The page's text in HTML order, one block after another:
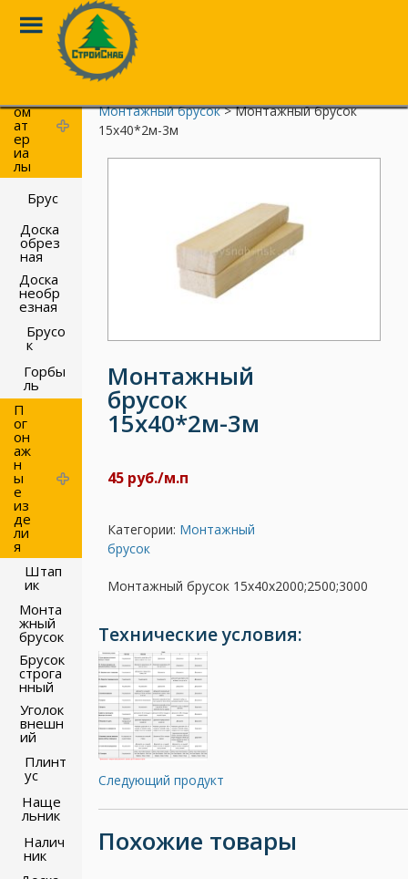
основному
контенту
Toggle
Menu
ом
ат
ер
иа
лы
Брус
Доска
обрез
ная
Доска
необр
езная
Брусо
к
Горбы
ль
П
ог
он
аж
н
ы
е
из
де
ли
я
Штап
ик
Монта
жный
брусок
Брусок
строга
нный
Уголок
внешн
ий
Плинт
ус
Наще
льник
Налич
ник
Монтажный брусок> Монтажный брусок
15х40*2м-3м
Монтажный
брусок
15х40*2м-3м
45 руб./м.п
Категории: Монтажный
брусок
Монтажный брусок 15х40х2000;2500;3000
Технические условия:
Следующий продукт
Похожие товары